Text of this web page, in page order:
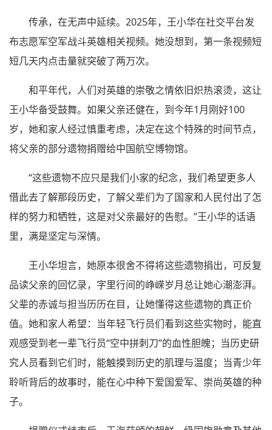
传承，在无声中延续。2025年，王小华在社交平台发
布志愿军空军战斗英雄相关视频。她没想到，第一条视频短
短几天内点击量就突破了两万次。
和平年代，人们对英雄的崇敬之情依旧炽热滚烫，这让
王小华备受鼓舞。如果父亲还健在，到今年1月刚好100
岁，她和家人经过慎重考虑，决定在这个特殊的时间节点，
将父亲的部分遗物捐赠给中国航空博物馆。
“这些遗物不应只是我们小家的纪念，我们希望更多人
借此去了解那段历史，了解父辈们为了国家和人民付出了怎
样的努力和牺牲，这是对父亲最好的告慰。”王小华的话语
里，满是坚定与深情。
王小华坦言，她原本很舍不得将这些遗物捐出，可反复
品读父亲的回忆录，字里行间的峥嵘岁月总让她心潮澎湃。
父辈的赤诚与担当历历在目，让她懂得这些遗物的真正价
值。她和家人希望：当年轻飞行员们看到这些实物时，能直
观感受到老一辈飞行员“空中拼刺刀”的血性胆魄；当历史研
究人员看到它们时，能触摸到历史的肌理与温度；当青少年
聆听背后的故事时，能在心中种下爱国爱军、崇尚英雄的种
子。